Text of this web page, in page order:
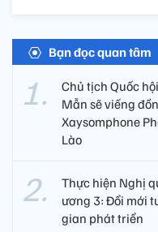
Bạn đọc quan tâm
Chủ tịch Quốc
Mẫn sẽ viếng
Xaysomphone
Lào
Thực hiện Nghị
ương 3: Đổi mới
gian phát triển